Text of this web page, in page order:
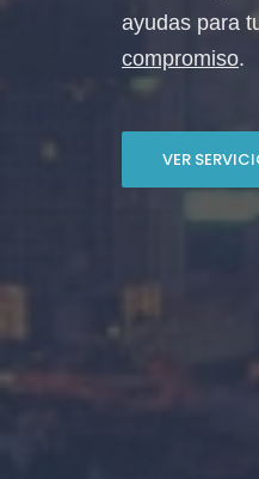
ayudas para
compromiso.
VER